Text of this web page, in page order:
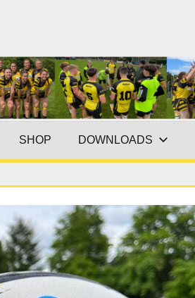
SHOP DOWNLOADS